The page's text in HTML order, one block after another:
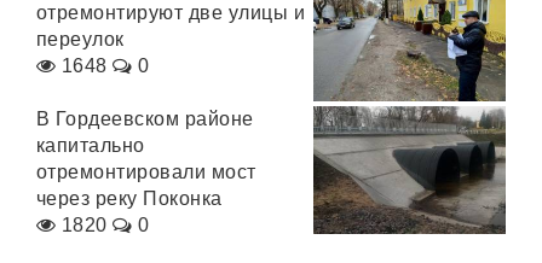
отремонтируют две улицы и
переулок
1648
0
В Гордеевском районе
капитально
отремонтировали мост
через реку Поконка
1820
0